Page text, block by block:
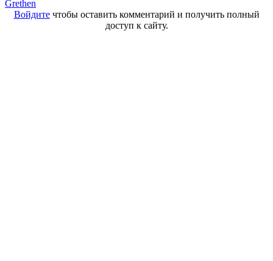
Grethen
Войдитечтобы оставить комментарий и получить полный
доступ к сайту.